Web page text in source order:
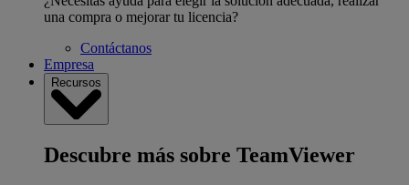
una compra o mejorar tu licencia?
Contáctanos
Empresa
Recursos
Descubre más sobre TeamViewer